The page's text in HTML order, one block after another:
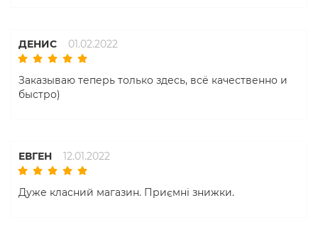
ДЕНИС 01.02.2022
Заказываю теперь только здесь, всё качественно и
быстро)
ЕВГЕН 12.01.2022
Дуже класний магазин. Приємні знижки.